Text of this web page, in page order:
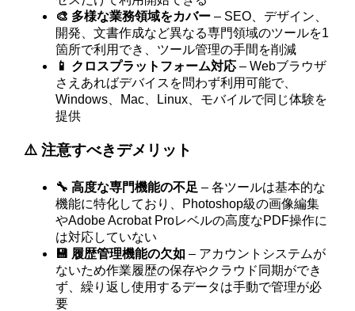
🎨 多様な業務領域をカバー – SEO、デザイン、
開発、文書作成など異なる専門領域のツールを1
箇所で利用でき、ツール管理の手間を削減
📱 クロスプラットフォーム対応 – Webブラウザ
さえあればデバイスを問わず利用可能で、
Windows、Mac、Linux、モバイルで同じ体験を
提供
⚠️ 注意すべきデメリット
🔧 高度な専門機能の不足 – 各ツールは基本的な
機能に特化しており、Photoshop級の画像編集
やAdobe Acrobat Proレベルの高度なPDF操作に
は対応していない
💾 履歴管理機能の欠如 – アカウントシステムが
ないため作業履歴の保存やクラウド同期ができ
ず、繰り返し使用するデータは手動で管理が必
要